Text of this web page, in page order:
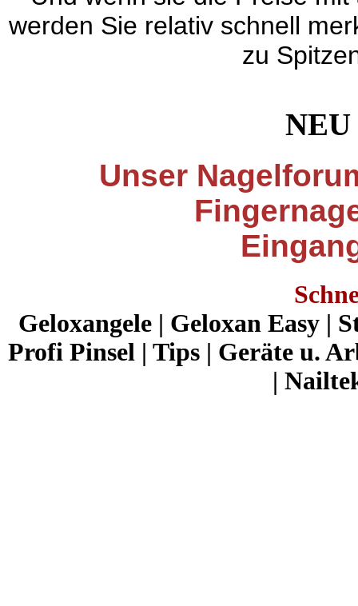
werden Sie relativ schnell
zu
Unser
Geloxangele | Geloxan Easy |
Profi Pinsel | Tips | Geräte u.
|